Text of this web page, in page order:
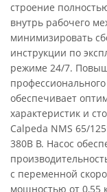
строение
внутрь рабочего
минимизировать
инструкции по
режиме 24/7.
обеспечивает
характеристик и
Calpeda NMS 65/
380В В. Насос
с переменной
мощностью от 0,55